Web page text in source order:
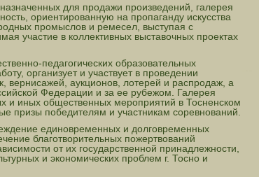
для продажи произведений, галерея
ориентированную на пропаганду искусства
промыслов и ремесел, выступая с
участие в коллективных выставочных проектах
педагогических образовательных
организует и участвует в проведении
вернисажей, аукционов, лотерей и распродаж, а
Федерации и за ее рубежом. Галерея
и иных общественных мероприятий в Тосненском
призы победителям и участникам соревнований.
единовременных и долговременных
благотворительных пожертвований
от их государственной принадлежности,
и экономических проблем г. Тосно и